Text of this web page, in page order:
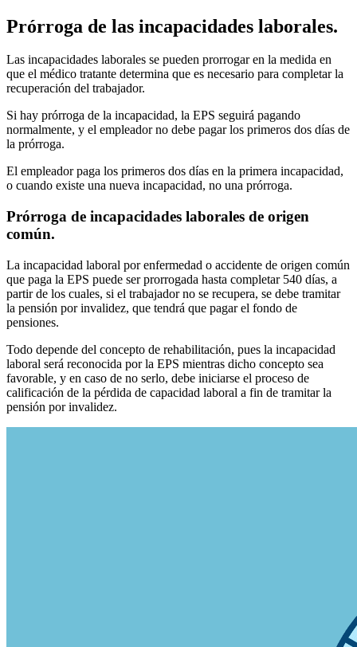
Prórroga de las incapacidades laborales.
Las incapacidades laborales se pueden prorrogar en la medida en
que el médico tratante determina que es necesario para completar la
recuperación del trabajador.
Si hay prórroga de la incapacidad, la EPS seguirá pagando
normalmente, y el empleador no debe pagar los primeros dos días de
la prórroga.
El empleador paga los primeros dos días en la primera incapacidad,
o cuando existe una nueva incapacidad, no una prórroga.
Prórroga de incapacidades laborales de origen
común.
La incapacidad laboral por enfermedad o accidente de origen común
que paga la EPS puede ser prorrogada hasta completar 540 días, a
partir de los cuales, si el trabajador no se recupera, se debe tramitar
la pensión por invalidez, que tendrá que pagar el fondo de
pensiones.
Todo depende del concepto de rehabilitación, pues la incapacidad
laboral será reconocida por la EPS mientras dicho concepto sea
favorable, y en caso de no serlo, debe iniciarse el proceso de
calificación de la pérdida de capacidad laboral a fin de tramitar la
pensión por invalidez.